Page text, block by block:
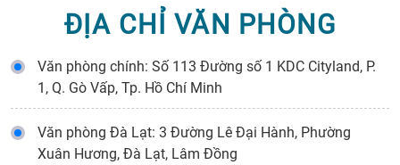
ĐỊA CHỈ VĂN PHÒNG
Văn phòng chính: Số 113 Đường số 1 KDC Cityland, P.
1, Q. Gò Vấp, Tp. Hồ Chí Minh
Văn phòng Đà Lạt: 3 Đường Lê Đại Hành, Phường
Xuân Hương, Đà Lạt, Lâm Đồng